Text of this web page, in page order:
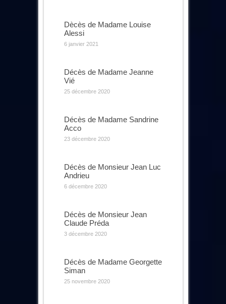
Dècès de Madame Louise
Alessi
6 janvier 2021
Décès de Madame Jeanne
Vié
25 décembre 2020
Décès de Madame Sandrine
Acco
23 décembre 2020
Décès de Monsieur Jean Luc
Andrieu
6 décembre 2020
Décès de Monsieur Jean
Claude Préda
3 décembre 2020
Décès de Madame Georgette
Siman
25 novembre 2020